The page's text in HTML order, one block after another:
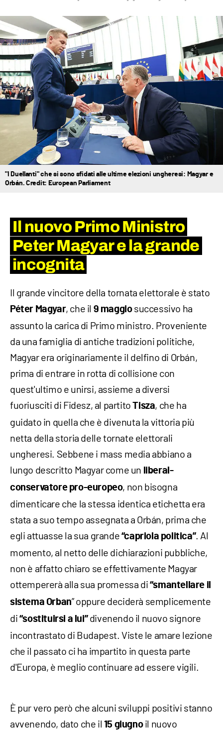
"I Duellanti" che si sono sfidati alle ultime elezioni ungheresi: Magyar e
Orbán. Credit: European Parliament
Il nuovo Primo Ministro
Peter Magyar e la grande
incognita
Il grande vincitore della tornata elettorale è stato
Péter Magyar, che il 9 maggiosuccessivo ha
assunto la carica di Primo ministro. Proveniente
da una famiglia di antiche tradizioni politiche,
Magyar era originariamente il delfino di Orbán,
prima di entrare in rotta di collisione con
quest'ultimo e unirsi, assieme a diversi
fuoriusciti di Fidesz, al partitoTisza, che ha
guidato in quella che è divenuta la vittoria più
netta della storia delle tornate elettorali
ungheresi. Sebbene i mass media abbiano a
lungo descritto Magyar come un liberal-
conservatore pro-europeo, non bisogna
dimenticare che la stessa identica etichetta era
stata a suo tempo assegnata a Orbán, prima che
egli attuasse la sua grande “capriola politica”. Al
momento, al netto delle dichiarazioni pubbliche,
non è affatto chiaro se effettivamente Magyar
ottempererà alla sua promessa di “smantellare il
sistema Orban” oppure deciderà semplicemente
di “sostituirsi a lui”divenendo il nuovo signore
incontrastato di Budapest. Viste le amare lezione
che il passato ci ha impartito in questa parte
d'Europa, è meglio continuare ad essere vigili.
È pur vero però che alcuni sviluppi positivi stanno
avvenendo, dato che il 15 giugnoil nuovo